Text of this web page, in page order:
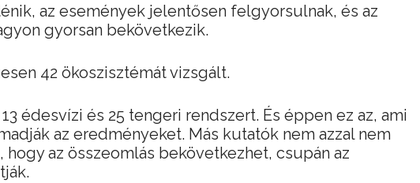
az események jelentősen felgyorsulnak, és az
gyorsan bekövetkezik.
42 ökoszisztémát vizsgált.
édesvízi és 25 tengeri rendszert. És éppen ez az, ami
az eredményeket. Más kutatók nem azzal nem
az összeomlás bekövetkezhet, csupán az